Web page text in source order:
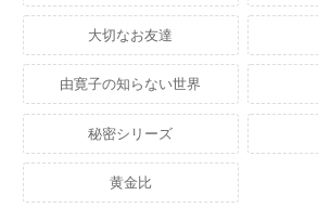
大切なお友達
由寛子の知らない世界
秘密シリーズ
黄金比